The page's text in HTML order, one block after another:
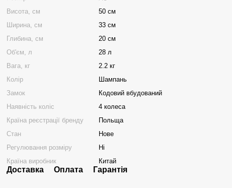
Висота, см
50 см
Ширина, см
33 см
Глибина, см
20 см
Об'єм, л
28 л
Вага, кг
2.2 кг
Колір
Шампань
Замок
Кодовий вбудований
Наявність коліс
4 колеса
Країна реєстрації бренду
Польща
Стан
Нове
Регулювання розміру
Ні
Країна виробник
Китай
Доставка Оплата Гарантія